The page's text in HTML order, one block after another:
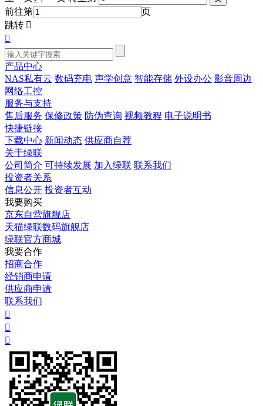
前往第
页
跳转 

产品中心
NAS私有云 数码充电 声学创意 智能存储 外设办公 影音周边
网络工控
服务与支持
售后服务 保修政策 防伪查询 视频教程 电子说明书
快捷链接
下载中心 新闻动态 供应商自荐
关于绿联
公司简介 可持续发展 加入绿联 联系我们
投资者关系
信息公开 投资者互动
我要购买
京东自营旗舰店
天猫绿联数码旗舰店
绿联官方商城
我要合作
招商合作
经销商申请
供应商申请
联系我们


